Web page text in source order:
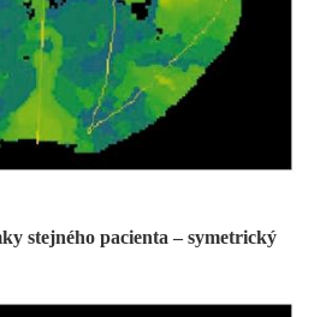
stejného pacienta – symetrický